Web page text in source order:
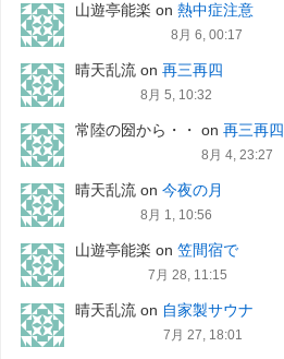
山遊亭能楽 on 熱中症注意
8月 6, 00:17
晴天乱流on 再三再四
8月 5, 10:32
常陸の圀から・・ on 再三再四
8月 4, 23:27
晴天乱流on 今夜の月
8月 1, 10:56
山遊亭能楽 on 笠間宿で
7月 28, 11:15
晴天乱流on 自家製サウナ
7月 27, 18:01